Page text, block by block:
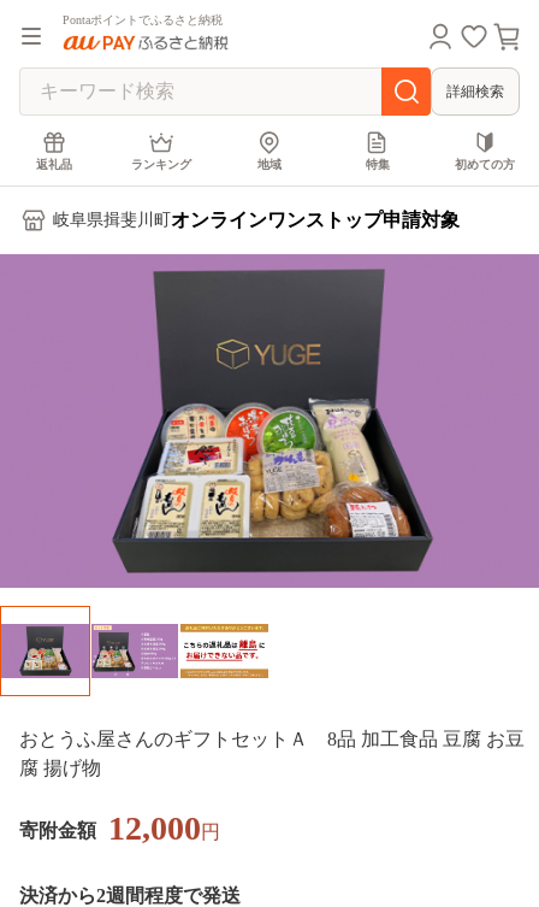
Pontaポイントでふるさと納税
詳細検索
返礼品 ランキング 地域 特集 初めての方
岐阜県揖斐川町 オンラインワンストップ申請対象
おとうふ屋さんのギフトセットＡ 8品 加工食品 豆腐 お豆
腐 揚げ物
寄附金額 12,000円
決済から2週間程度で発送